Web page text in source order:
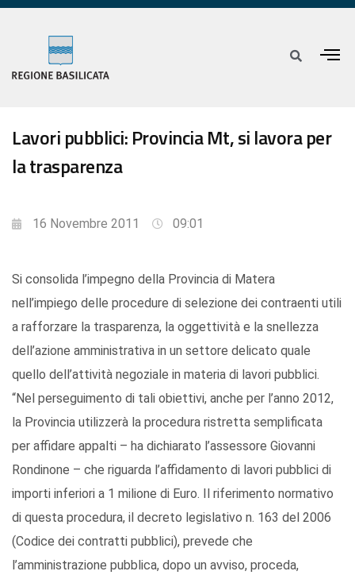
Lavori pubblici: Provincia Mt, si lavora per
la trasparenza
16 Novembre 2011 09:01
Si consolida l’impegno della Provincia di Matera
nell’impiego delle procedure di selezione dei contraenti utili
a rafforzare la trasparenza, la oggettività e la snellezza
dell’azione amministrativa in un settore delicato quale
quello dell’attività negoziale in materia di lavori pubblici.
“Nel perseguimento di tali obiettivi, anche per l’anno 2012,
la Provincia utilizzerà la procedura ristretta semplificata
per affidare appalti – ha dichiarato l’assessore Giovanni
Rondinone – che riguarda l’affidamento di lavori pubblici di
importi inferiori a 1 milione di Euro. Il riferimento normativo
di questa procedura, il decreto legislativo n. 163 del 2006
(Codice dei contratti pubblici), prevede che
l’amministrazione pubblica, dopo un avviso, proceda,